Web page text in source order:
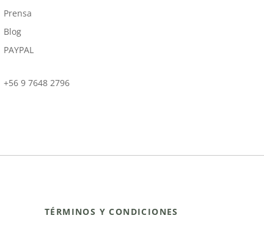
Prensa
Blog
PAYPAL
+56 9 7648 2796
TÉRMINOS Y CONDICIONES